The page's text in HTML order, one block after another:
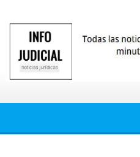
contenido